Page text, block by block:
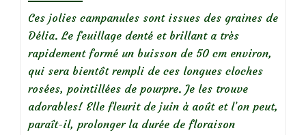
Ces jolies campanules sont issues des graines de
Délia. Le feuillage denté et brillant a très
rapidement formé un buisson de 50 cm environ,
qui sera bientôt rempli de ces longues cloches
rosées, pointillées de pourpre. Je les trouve
adorables! Elle fleurit de juin à août et l’on peut,
paraît-il, prolonger la durée de floraison